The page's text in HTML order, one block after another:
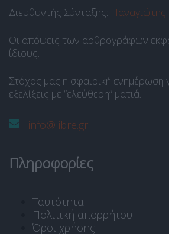
Διευθυντής Σύνταξης: Παναγιώτης
Οι απόψεις των αρθρογράφων
ίδιους.
Στόχος μας η σφαιρική ενημέρωση
εξελίξεις με “ελεύθερη” ματιά.
info@libre.gr
Πληροφορίες
Ταυτότητα
Πολιτική απορρήτου
Όροι χρήσης